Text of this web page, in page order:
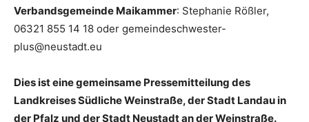
Verbandsgemeinde Maikammer: Stephanie Rößler,
06321 855 14 18 oder gemeindeschwester-
plus@neustadt.eu
Dies ist eine gemeinsame Pressemitteilung des
Landkreises Südliche Weinstraße, der Stadt Landau in
der Pfalz und der Stadt Neustadt an der Weinstraße.